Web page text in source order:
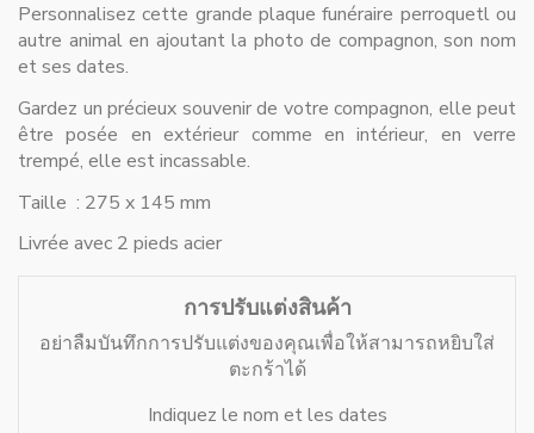
Personnalisez cette grande plaque funéraire perroquetl ou
autre animal en ajoutant la photo de compagnon, son nom
et ses dates.
Gardez un précieux souvenir de votre compagnon, elle peut
être posée en extérieur comme en intérieur, en verre
trempé, elle est incassable.
Taille : 275 x 145 mm
Livrée avec 2 pieds acier
การปรับแต่งสินค้า
อย่าลืมบันทึกการปรับแต่งของคุณเพื่อให้สามารถหยิบใส่
ตะกร้าได้
Indiquez le nom et les dates